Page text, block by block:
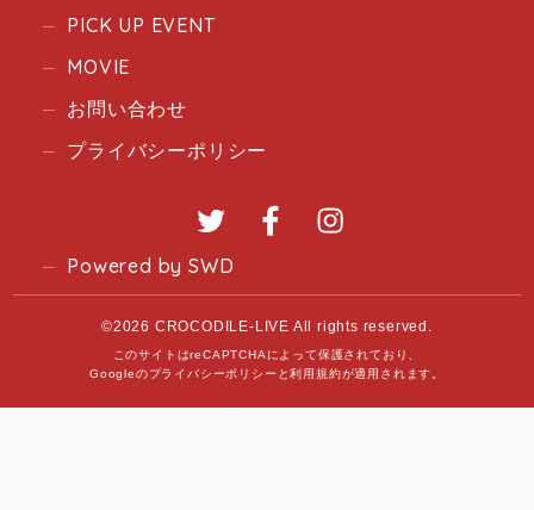
PICK UP EVENT
MOVIE
お問い合わせ
プライバシーポリシー
Twitter Facebook
Powered by SWD
©2026 CROCODILE-LIVE All rights reserved.
このサイトはreCAPTCHAによって保護されており、
Googleのプライバシーポリシー と利用規約が適用されます。